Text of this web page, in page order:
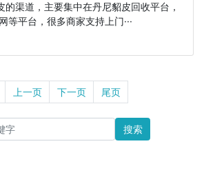
的渠道‌，主要集中在丹尼貂皮回收平台，
等平台，很多商家支持‌上门···
上一页 下一页 尾页
搜索